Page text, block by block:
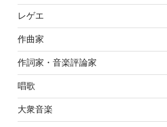
レゲエ
作曲家
作詞家・音楽評論家
唱歌
大衆音楽